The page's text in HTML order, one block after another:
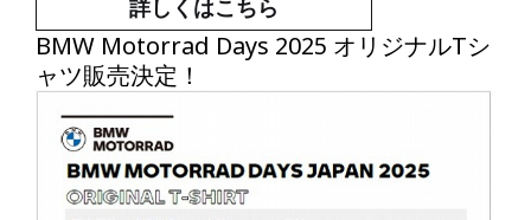
詳しくはこちら
BMW Motorrad Days 2025 オリジナルTシ
ャツ販売決定！